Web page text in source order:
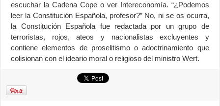
escuchar la Cadena Cope o ver Intereconomía. “¿Podemos
leer la Constitución Española, profesor?” No, ni se os ocurra,
la Constitución Española fue redactada por un grupo de
terroristas, rojos, ateos y nacionalistas excluyentes y
contiene elementos de proselitismo o adoctrinamiento que
colisionan con el ideario moral o religioso del ministro Wert.